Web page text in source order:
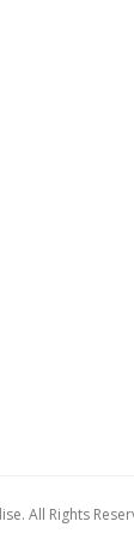
All Rights